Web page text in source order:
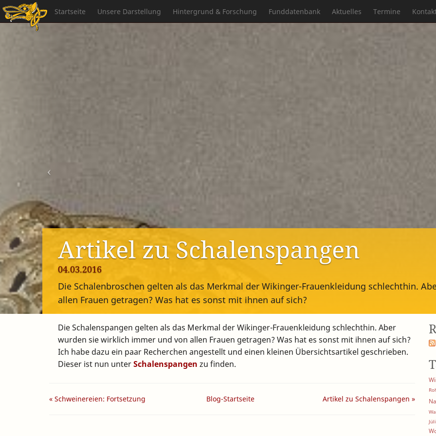
Startseite Unsere Darstellung Hintergrund & Forschung Funddatenbank Aktuelles Termine
Artikel zu Schalenspangen
04.03.2016
Die Schalenbroschen gelten als das Merkmal der Wikinger-Frauenkleidung schlechthin.
allen Frauen getragen? Was hat es sonst mit ihnen auf sich?
Die Schalenspangen gelten als das Merkmal der Wikinger-Frauenkleidung schlechthin. Aber
wurden sie wirklich immer und von allen Frauen getragen? Was hat es sonst mit ihnen auf sich?
Ich habe dazu ein paar Recherchen angestellt und einen kleinen Übersichtsartikel geschrieben.
Dieser ist nun unterSchalenspangen zu finden.
Artikel zu Schalenspangen »
Blog-Startseite
« Schweinereien: Fortsetzung